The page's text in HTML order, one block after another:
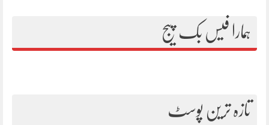
ہمارا فیس بک پیج
تازہ ترین پوسٹ